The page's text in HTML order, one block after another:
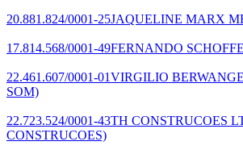
20.881.824/0001-25JAQUELINE MARX
17.814.568/0001-49FERNANDO
22.461.607/0001-01VIRGILIO
SOM)
22.723.524/0001-43TH CONSTRUCOES
CONSTRUCOES)